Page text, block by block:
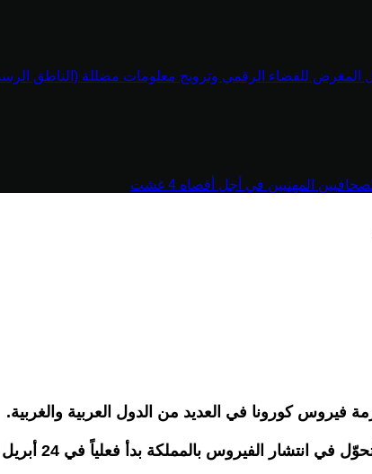
المغرض للفضاء الرقمي وترويج معلومات مضللة (الناطق
المهنيين في أجل أقصاه 4 غشت
فيروس كورونا في العديد من الدول العربية والغربية.